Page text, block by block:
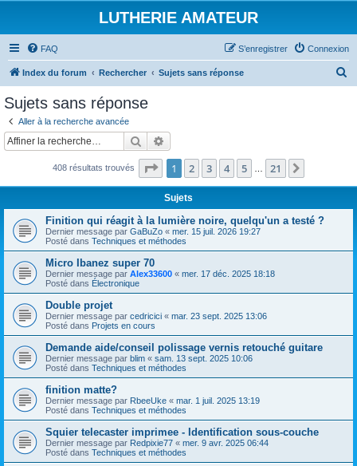
LUTHERIE AMATEUR
FAQ Connexion
S’enregistrer
Index du forum Rechercher Sujets sans réponse
c
Sujets sans réponse
Aller à la recherche avancée
Rechercher
408 résultats trouvés Page 1sur21
1 2 3 4 5 21
Sujets
Finition qui réagit à la lumière noire, quelqu'un a testé ?
Dernier message par GaBuZo « mer. 15 juil. 2026 19:27
Posté dans Techniques et méthodes
Micro Ibanez super 70
Dernier message par Alex33600 « mer. 17 déc. 2025 18:18
Posté dans Électronique
Double projet
Dernier message par cedricici « mar. 23 sept. 2025 13:06
Posté dans Projets en cours
Demande aide/conseil polissage vernis retouché guitare
Dernier message par blim « sam. 13 sept. 2025 10:06
Posté dans Techniques et méthodes
finition matte?
Dernier message par RbeeUke « mar. 1 juil. 2025 13:19
Posté dans Techniques et méthodes
Squier telecaster imprimee - Identification sous-couche
Dernier message par Redpixie77 « mer. 9 avr. 2025 06:44
Posté dans Techniques et méthodes